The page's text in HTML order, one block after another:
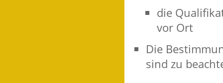
die
vor Ort
Die
sind zu